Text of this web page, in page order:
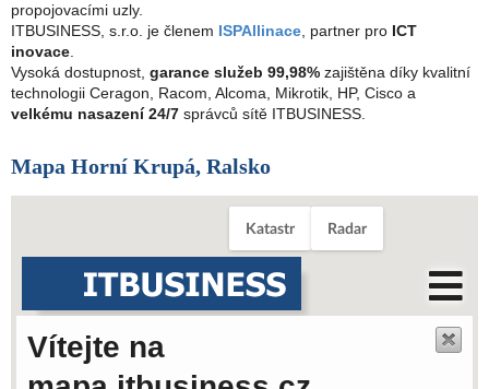
propojovacími uzly.
ITBUSINESS, s.r.o. je členem ISPAllinace, partner pro ICT
inovace.
Vysoká dostupnost, garance služeb 99,98% zajištěna díky kvalitní
technologii Ceragon, Racom, Alcoma, Mikrotik, HP, Cisco a
velkému nasazení 24/7 správců sítě ITBUSINESS.
Mapa Horní Krupá, Ralsko